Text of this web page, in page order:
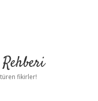
fikirler!